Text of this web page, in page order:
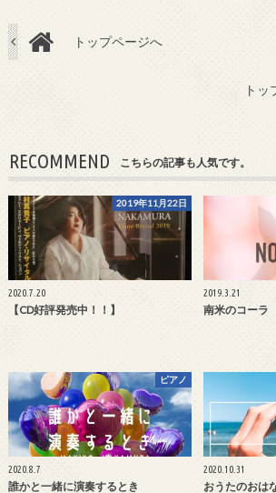
トップページへ
トッ
RECOMMEND こちらの記事も人気です。
2019年11月22日
2020.7.20
【CD好評発売中！！】
2019.3.21
南米のコーラ
ピアノ
2020.8.7
誰かと一緒に演奏するとき
2020.10.31
おうたのおは